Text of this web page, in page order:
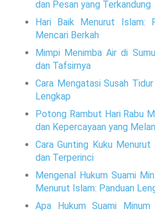
dan Pesan yang Terkandung
Hari Baik Menurut Islam:
Mencari Berkah
Mimpi Menimba Air di
dan Tafsirnya
Cara Mengatasi Susah
Lengkap
Potong Rambut Hari Rabu
dan Kepercayaan yang
Cara Gunting Kuku
dan Terperinci
Mengenal Hukum Suami
Menurut Islam: Panduan
Apa Hukum Suami